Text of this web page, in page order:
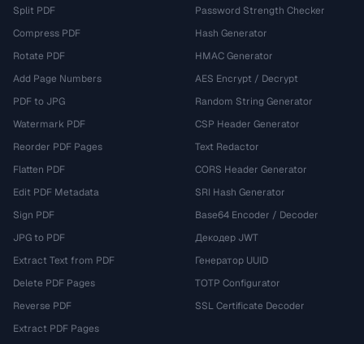
Split PDF
Compress PDF
Rotate PDF
Add Page Numbers
PDF to JPG
Watermark PDF
Reorder PDF Pages
Flatten PDF
Edit PDF Metadata
Sign PDF
JPG to PDF
Extract Text from PDF
Delete PDF Pages
Reverse PDF
Extract PDF Pages
Password Strength Checker
Hash Generator
HMAC Generator
AES Encrypt / Decrypt
Random String Generator
CSP Header Generator
Text Redactor
CORS Header Generator
SRI Hash Generator
Base64 Encoder / Decoder
Декодер JWT
Генератор UUID
TOTP Configurator
SSL Certificate Decoder